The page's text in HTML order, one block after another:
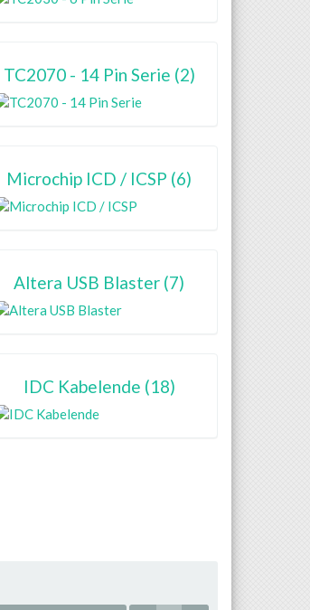
TC2070 - 14 Pin Serie (2)
Microchip ICD / ICSP (6)
Altera USB Blaster (7)
IDC Kabelende (18)